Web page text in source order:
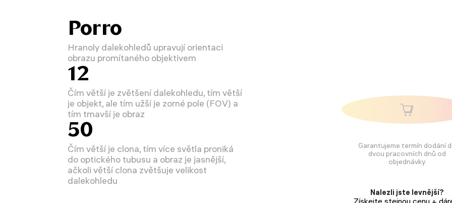
Garantujeme termín dodání
dvou pracovních dnů od
objednávky.
Nalezli jste levnější?
Získejte stejnou cenu +
Porro
Hranoly dalekohledů upravují orientaci
obrazu promítaného objektivem
12
Čím větší je zvětšení dalekohledu, tím větší
je objekt, ale tím užší je zorné pole (FOV) a
tím tmavší je obraz
50
Čím větší je clona, tím více světla proniká
do optického tubusu a obraz je jasnější,
ačkoli větší clona zvětšuje velikost
dalekohledu